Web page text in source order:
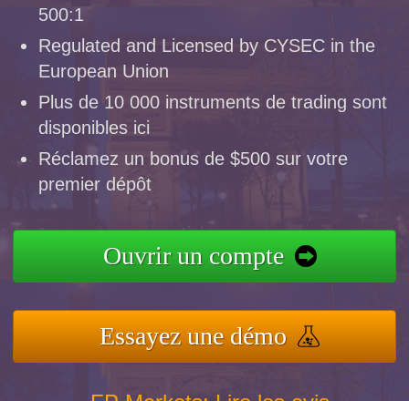
500:1
Regulated and Licensed by CYSEC in the
European Union
Plus de 10 000 instruments de trading sont
disponibles ici
Réclamez un bonus de $500 sur votre
premier dépôt
Ouvrir un compte
Essayez une démo